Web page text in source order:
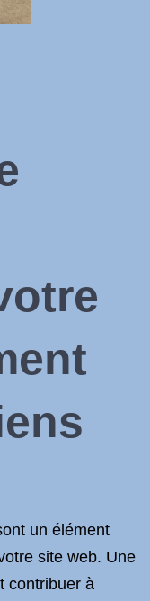
un élément
site web. Une
contribuer à